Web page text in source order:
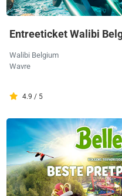
Entreeticket Walibi
Walibi Belgium
Wavre
4.9 / 5